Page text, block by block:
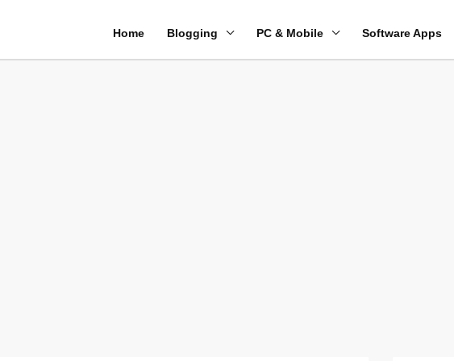
Home Blogging PC & Mobile Software Apps